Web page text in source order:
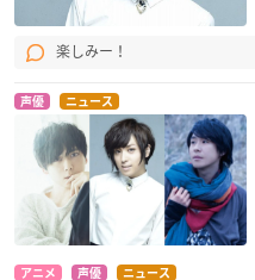
楽しみー！
声優 ニュース
アニメ 声優 ニュース